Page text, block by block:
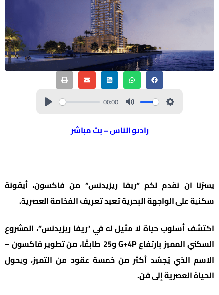
00:00
راديو الناس – بث مباشر
يسرّنا ان نقدم لكم “ريفا ريزيدنس” من فاكسون، أيقونة
سكنية على الواجهة البحرية تعيد تعريف الفخامة العصرية.
اكتشف أسلوب حياة لا مثيل له في “ريفا ريزيدنس”، المشروع
السكني المميز بارتفاع G+4P و25 طابقًا، من تطوير فاكسون –
الاسم الذي يُجسّد أكثر من خمسة عقود من التميز، ويحول
الحياة العصرية إلى فن.